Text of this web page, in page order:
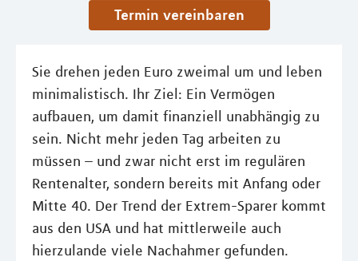
Termin vereinbaren
Sie drehen jeden Euro zweimal um und leben
minimalistisch. Ihr Ziel: Ein Vermögen
aufbauen, um damit finanziell unabhängig zu
sein. Nicht mehr jeden Tag arbeiten zu
müssen – und zwar nicht erst im regulären
Rentenalter, sondern bereits mit Anfang oder
Mitte 40. Der Trend der Extrem-Sparer kommt
aus den USA und hat mittlerweile auch
hierzulande viele Nachahmer gefunden.